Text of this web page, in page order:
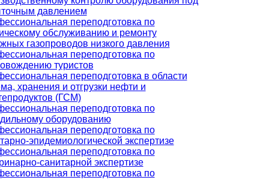
давлением
переподготовка по
обслуживанию и ремонту
газопроводов низкого давления
переподготовка по
туристов
переподготовка в области
хранения и отгрузки нефти и
(ГСМ)
переподготовка по
оборудованию
переподготовка по
эпидемиологической экспертизе
переподготовка по
санитарной экспертизе
переподготовка по